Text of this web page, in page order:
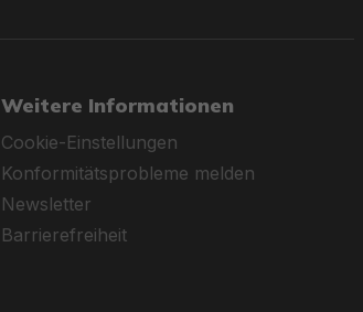
Weitere Informationen
Cookie-Einstellungen
Konformitätsprobleme melden
Newsletter
Barrierefreiheit